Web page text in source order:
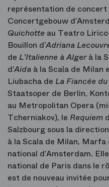
représentation de concert
Concertgebouw
Quichotte au Teatro
Bouillon d’Adriana
de L’Italienne à Algerà la
d’Aida à la Scala de Milan
Liubacha de La Fiancée
Staatsoper de Berlin,
au Metropolitan Opera
Tcherniakov), le Requiem
Salzbourg sous la
à la Scala de Milan, Marfa
national d’Amsterdam.
national de Paris dans le
est de nouveau invitée